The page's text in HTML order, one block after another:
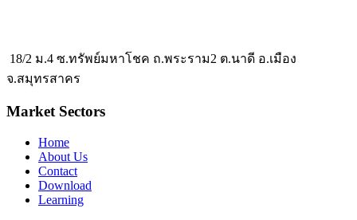
18/2 ม.4 ซ.ทรัพย์มหาโชค ถ.พระราม2 ต.นาดี อ.เมือง
จ.สมุทรสาคร
Market Sectors
Home
About Us
Contact
Download
Learning